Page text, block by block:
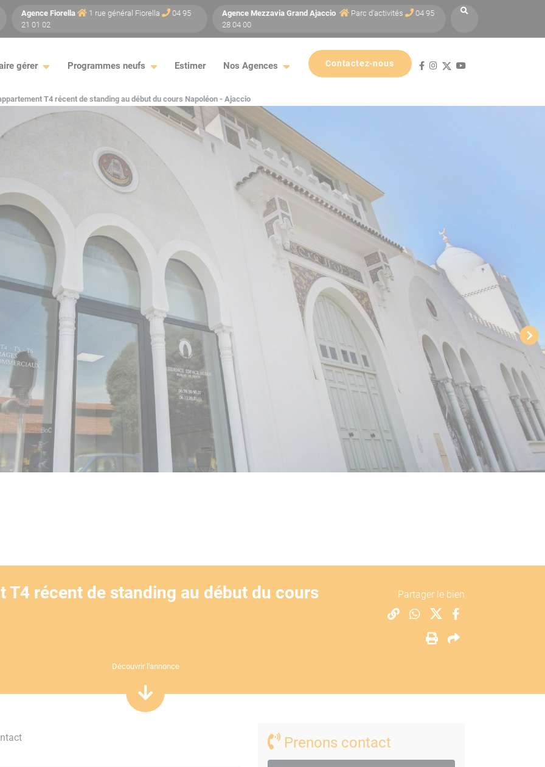
Agence Fiorella 1 rue général Fiorella
04 95
21 01 02
Agence MezzaviaGrand Ajaccio Parc d'activités
04 95
28 04 00
gérer Programmes neufs Estimer Nos Agences Contactez-nous
T4 récent de standing au début du cours Napoléon - Ajaccio
T4 récent de standing au début du cours
Partager le bien
Découvrir l'annonce
Prenons contact